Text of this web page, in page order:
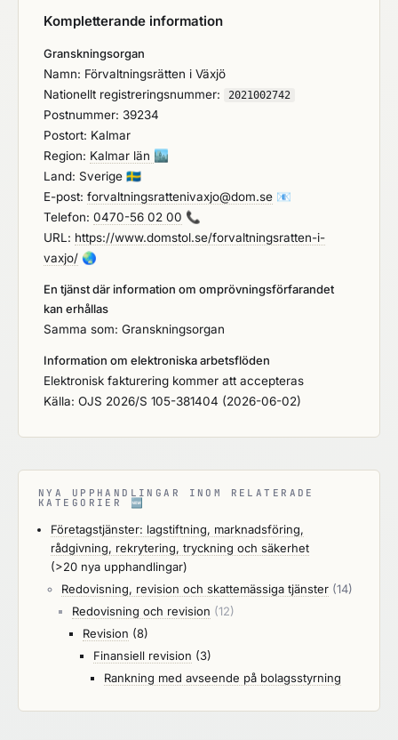
Kompletterande information
Granskningsorgan
Namn: Förvaltningsrätten i Växjö
Nationellt registreringsnummer:
2021002742
Postnummer: 39234
Postort: Kalmar
Region: Kalmar län 🏙️
Land: Sverige 🇸🇪
E-post: forvaltningsrattenivaxjo@dom.se 📧
Telefon: 0470-56 02 00 📞
URL: https://www.domstol.se/forvaltningsratten-i-
vaxjo/ 🌏
En tjänst där information om omprövningsförfarandet
kan erhållas
Samma som: Granskningsorgan
Information om elektroniska arbetsflöden
Elektronisk fakturering kommer att accepteras
Källa: OJS 2026/S 105-381404 (2026-06-02)
NYA UPPHANDLINGAR INOM RELATERADE
KATEGORIER 🆕
Företagstjänster: lagstiftning, marknadsföring,
rådgivning, rekrytering, tryckning och säkerhet
(>20 nya upphandlingar)
Redovisning, revision och skattemässiga tjänster (14)
Redovisning och revision (12)
Revision (8)
Finansiell revision (3)
Rankning med avseende på bolagsstyrning